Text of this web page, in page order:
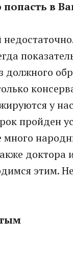
в
должного
у
пройден
этим.